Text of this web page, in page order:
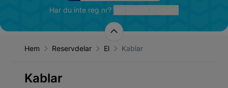
Har du inte reg nr?
Hem Reservdelar El Kablar
Kablar